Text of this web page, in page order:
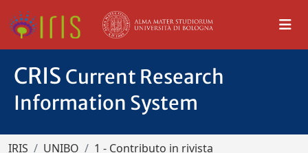
CRIS Current Research
Information System
IRIS UNIBO
1 - Contributo in rivista